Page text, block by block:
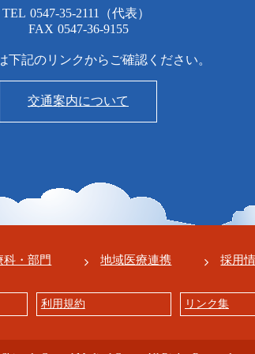
TEL 0547-35-2111 （代表）
FAX 0547-36-9155
下記のリンクからご確認ください。
交通案内について
科・部門 地域医療連携 採用
利用規約 リンク集